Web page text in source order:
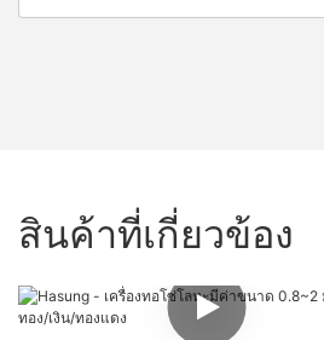
สินค้าที่เกี่ยวข้อง